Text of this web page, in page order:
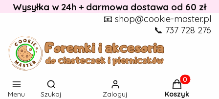
Wysyłka w 24h + darmowa dostawa od 60 zł
📧 shop@cookie-master.pl
📞 737 728 276
Menu
Otwórz wyszukiwarkę
Szukaj Zaloguj
Produkty w
Koszyk